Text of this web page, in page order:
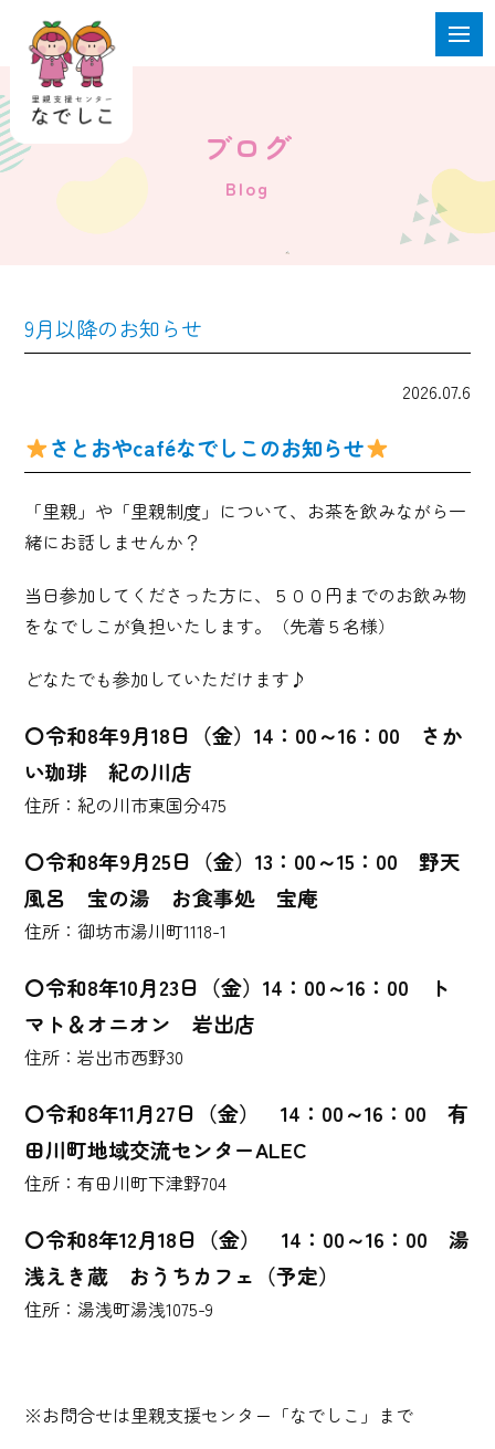
ブログ
Blog
9月以降のお知らせ
2026.07.6
さとおやcaféなでしこのお知らせ
「里親」や「里親制度」について、お茶を飲みながら一
緒にお話しませんか？
当日参加してくださった方に、５００円までのお飲み物
をなでしこが負担いたします。（先着５名様）
どなたでも参加していただけます♪
〇令和8年9月18日（金）14：00～16：00 さか
い珈琲 紀の川店
住所：紀の川市東国分475
〇令和8年9月25日（金）13：00～15：00 野天
風呂 宝の湯 お食事処 宝庵
住所：御坊市湯川町1118-1
〇令和8年10月23日（金）14：00～16：00 ト
マト＆オニオン 岩出店
住所：岩出市西野30
〇令和8年11月27日（金） 14：00～16：00 有
田川町地域交流センターALEC
住所：有田川町下津野704
〇令和8年12月18日（金） 14：00～16：00 湯
浅えき蔵 おうちカフェ（予定）
住所：湯浅町湯浅1075-9
※お問合せは里親支援センター「なでしこ」まで